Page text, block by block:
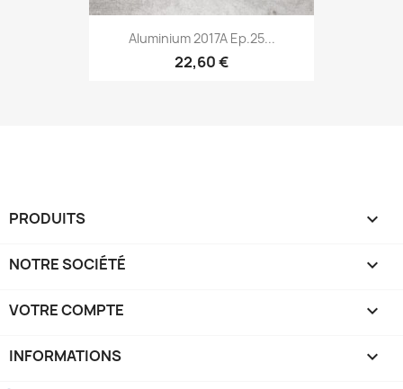
Aluminium 2017A Ep.25...
22,60 €
PRODUITS 
NOTRE SOCIÉTÉ 
VOTRE COMPTE 
INFORMATIONS keyboard_arrow_down